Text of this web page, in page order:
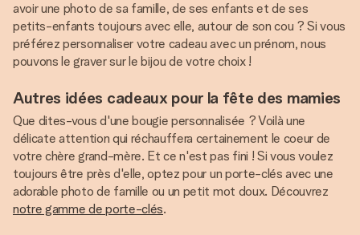
avoir une photo de sa famille, de ses enfants et de ses
petits-enfants toujours avec elle, autour de son cou ? Si vous
préférez personnaliser votre cadeau avec un prénom, nous
pouvons le graver sur le bijou de votre choix !
Autres idées cadeaux pour la fête des mamies
Que dites-vous d'une bougie personnalisée ? Voilà une
délicate attention qui réchauffera certainement le coeur de
votre chère grand-mère. Et ce n'est pas fini ! Si vous voulez
toujours être près d'elle, optez pour un porte-clés avec une
adorable photo de famille ou un petit mot doux. Découvrez
notre gamme de porte-clés.